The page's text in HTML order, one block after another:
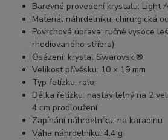
Barevné provedení krystalu: Light
Materiál náhrdelníku: chirurgická
Povrchová úprava: ručně vysoce
rhodiovaného stříbra)
Osázení: krystal Swarovski®
Velikost přívěsku: 10 × 19 mm
Typ řetízku: rolo
Délka řetízku: nastavitelný na 2
4 cm prodloužení
Zapínání náhrdelníku: na karabinu
Váha náhrdelníku: 4,4 g